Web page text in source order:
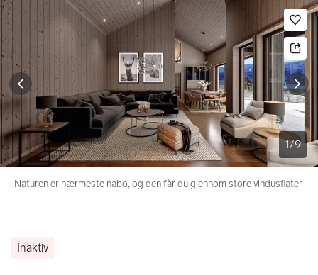
Gå til annonsen
Bildegalleri
1/9
Naturen er nærmeste nabo, og den får du gjennom store vindusflater
Inaktiv